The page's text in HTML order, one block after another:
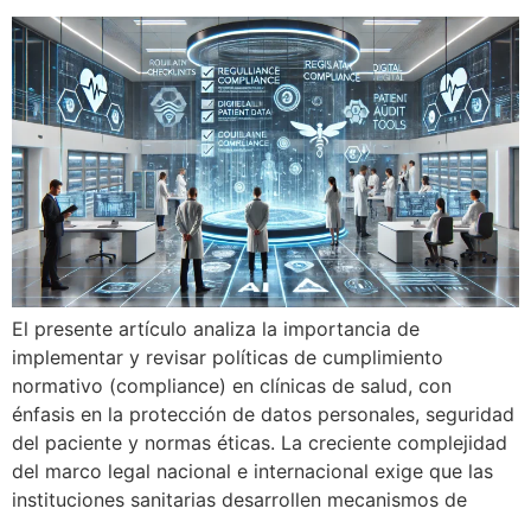
El presente artículo analiza la importancia de
implementar y revisar políticas de cumplimiento
normativo (compliance) en clínicas de salud, con
énfasis en la protección de datos personales, seguridad
del paciente y normas éticas. La creciente complejidad
del marco legal nacional e internacional exige que las
instituciones sanitarias desarrollen mecanismos de